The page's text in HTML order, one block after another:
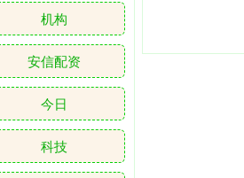
机构
安信配资
今日
科技